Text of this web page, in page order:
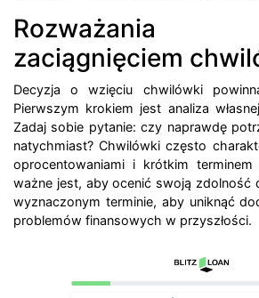
zaciągnięciem
Decyzja o wzięciu chwilówki
Pierwszym krokiem jest analiza
Zadaj sobie pytanie: czy naprawdę
natychmiast? Chwilówki często
oprocentowaniami i krótkim terminem
ważne jest, aby ocenić swoją zdolność
wyznaczonym terminie, aby uniknąć
problemów finansowych w przyszłości.